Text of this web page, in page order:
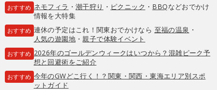
おすすめ ネモフィラ ・ 潮干狩り ・ ピクニック ・ BBQなどおでかけ
情報を大特集
おすすめ 連休の予定はこれ！関東おでかけなら 至福の温泉 ・
人気の遊園地・親子で体験イベント
おすすめ 2026年のゴールデンウィークはいつから？混雑ピーク予
想と回避術をご紹介
おすすめ 今年のGWどこ行く！？関東・関西・東海エリア別スポ
ットガイド